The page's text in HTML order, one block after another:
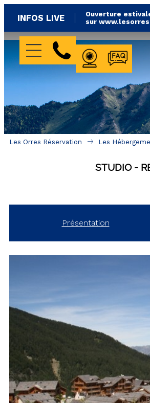
INFOS LIVE
Ouverture
sur
WEBCAMS
FAQ
Les Orres Réservation Les
STUDIO
Présentation